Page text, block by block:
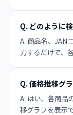
Q. どのように
A. 商品名、JAN
力するだけで、
Q. 価格推移グ
A. はい、各商品
移グラフを表示